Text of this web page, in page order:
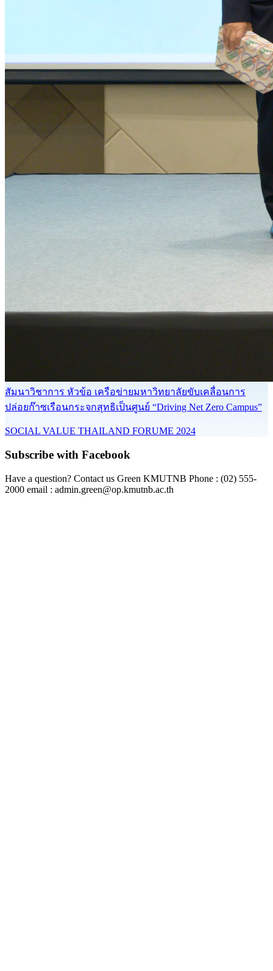
สัมนาวิชาการ หัวข้อ เครือข่ายมหาวิทยาลัยขับเคลื่อนการ
ปล่อยก๊าซเรือนกระจกสุทธิเป็นศูนย์ “Driving Net Zero Campus”
SOCIAL VALUE THAILAND FORUME 2024
Subscribe with Facebook
Have a question? Contact us Green KMUTNB Phone : (02) 555-
2000 email : admin.green@op.kmutnb.ac.th